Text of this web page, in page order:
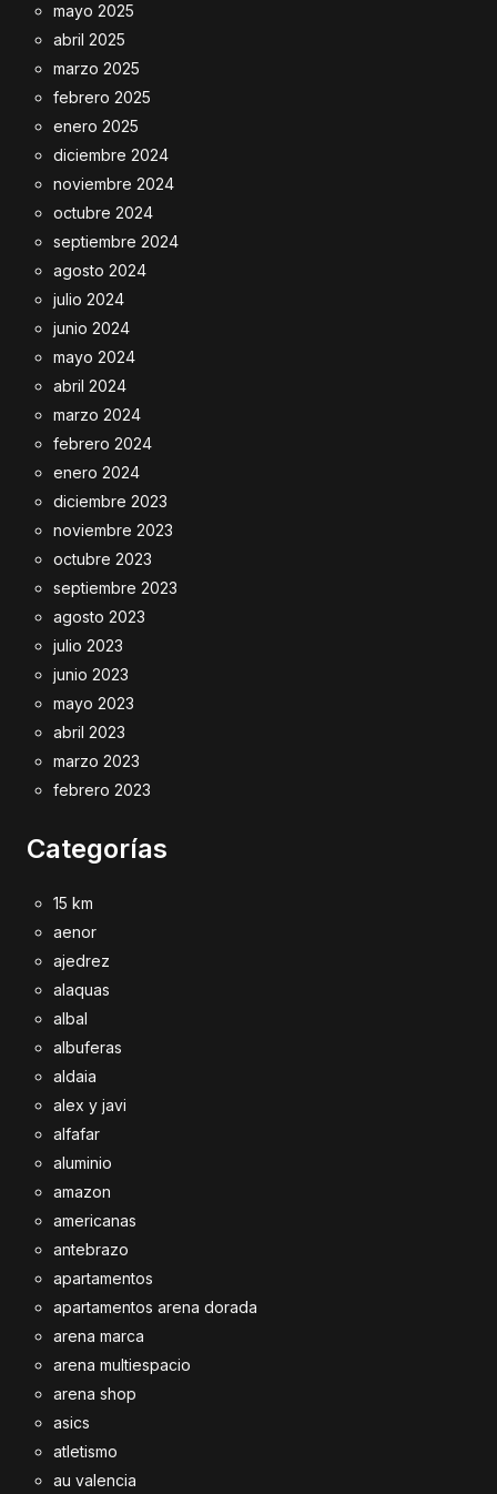
mayo 2025
abril 2025
marzo 2025
febrero 2025
enero 2025
diciembre 2024
noviembre 2024
octubre 2024
septiembre 2024
agosto 2024
julio 2024
junio 2024
mayo 2024
abril 2024
marzo 2024
febrero 2024
enero 2024
diciembre 2023
noviembre 2023
octubre 2023
septiembre 2023
agosto 2023
julio 2023
junio 2023
mayo 2023
abril 2023
marzo 2023
febrero 2023
Categorías
15 km
aenor
ajedrez
alaquas
albal
albuferas
aldaia
alex y javi
alfafar
aluminio
amazon
americanas
antebrazo
apartamentos
apartamentos arena dorada
arena marca
arena multiespacio
arena shop
asics
atletismo
au valencia